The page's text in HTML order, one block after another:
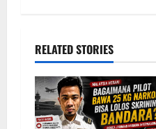
v
i
g
RELATED STORIES